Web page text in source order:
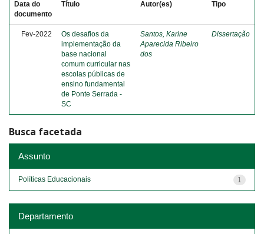
Data do
documento
Título Autor(es) Tipo
Fev-2022
Os desafios da
implementação da
base nacional
comum curricular nas
escolas públicas de
ensino fundamental
de Ponte Serrada -
SC
Santos, Karine
Aparecida Ribeiro
dos
Dissertação
Busca facetada
Assunto
1
Políticas Educacionais
Departamento